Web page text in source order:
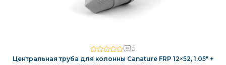
0
Центральная труба для колонны Canature FRP 12×52, 1,05″ +